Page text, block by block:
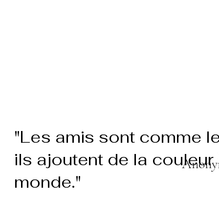
"Les amis sont comme
ils ajoutent de la couleur
monde."